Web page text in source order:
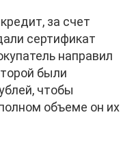
за счет
сертификат
направил
были
чтобы
объеме он их